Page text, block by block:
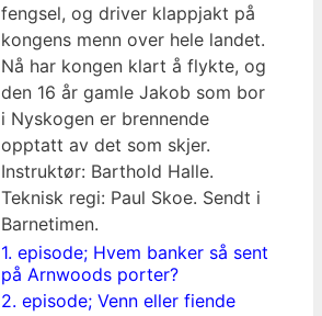
fengsel, og driver klappjakt på
kongens menn over hele landet.
Nå har kongen klart å flykte, og
den 16 år gamle Jakob som bor
i Nyskogen er brennende
opptatt av det som skjer.
Instruktør: Barthold Halle.
Teknisk regi: Paul Skoe. Sendt i
Barnetimen.
1. episode; Hvem banker så sent
på Arnwoods porter?
2. episode; Venn eller fiende